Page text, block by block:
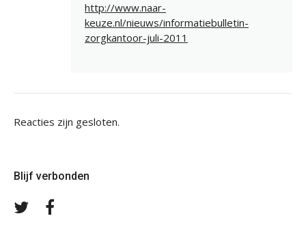
http://www.naar-
keuze.nl/nieuws/informatiebulletin-
zorgkantoor-juli-2011
Reacties zijn gesloten.
Blijf verbonden
Volg